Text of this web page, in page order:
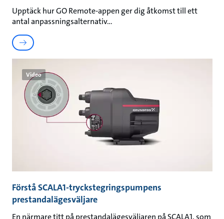
Upptäck hur GO Remote-appen ger dig åtkomst till ett
antal anpassningsalternativ
Video
Förstå SCALA1-tryckstegringspumpens
prestandalägesväljare
En närmare titt på prestandalägesväljaren på SCALA1, som